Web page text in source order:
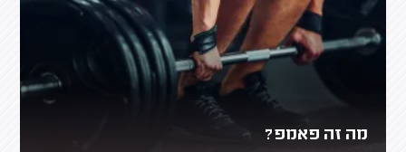
מה זה פאמפ?